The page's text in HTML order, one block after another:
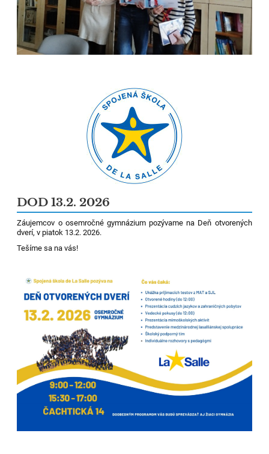
DOD 13.2. 2026
Záujemcov o osemročné gymnázium pozývame na Deň otvorených
dverí, v piatok 13.2. 2026.
Tešíme sa na vás!